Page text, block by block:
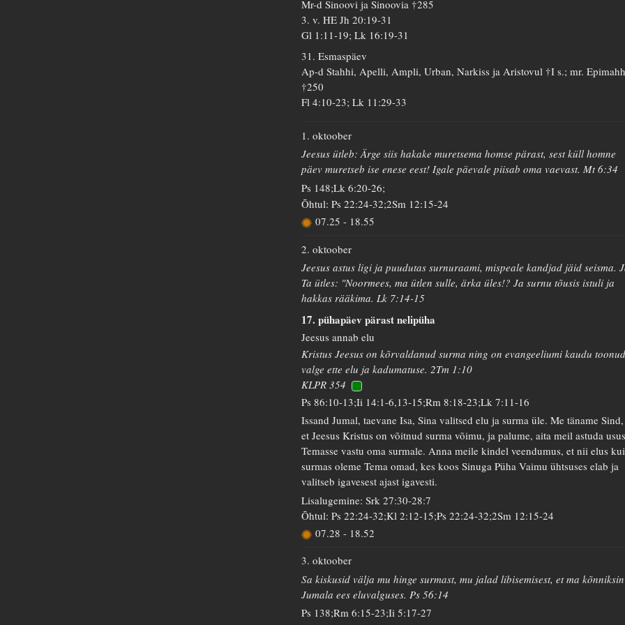
Mr-d Sinoovi ja Sinoovia †285
3. v. HE Jh 20:19-31
Gl 1:11-19; Lk 16:19-31
31. Esmaspäev
Ap-d Stahhi, Apelli, Ampli, Urban, Narkiss ja Aristovul †I s.; mr.
†250
Fl 4:10-23; Lk 11:29-33
1. oktoober
Jeesus ütleb: Ärge siis hakake muretsema homse pärast, sest küll homne
päev muretseb ise enese eest! Igale päevale piisab oma vaevast. Mt 6:34
Ps 148;Lk 6:20-26;
Õhtul: Ps 22:24-32;2Sm 12:15-24
07.25 - 18.55
2. oktoober
Jeesus astus ligi ja puudutas surnuraami, mispeale kandjad jäid seisma.
Ta ütles: "Noormees, ma ütlen sulle, ärka üles!? Ja surnu tõusis istuli ja
hakkas rääkima. Lk 7:14-15
17. pühapäev pärast nelipüha
Jeesus annab elu
Kristus Jeesus on kõrvaldanud surma ning on evangeeliumi kaudu
valge ette elu ja kadumatuse. 2Tm 1:10
KLPR 354
Ps 86:10-13;Ii 14:1-6,13-15;Rm 8:18-23;Lk 7:11-16
Issand Jumal, taevane Isa, Sina valitsed elu ja surma üle. Me täname Sind,
et Jeesus Kristus on võitnud surma võimu, ja palume, aita meil astuda
Temasse vastu oma surmale. Anna meile kindel veendumus, et nii elus kui
surmas oleme Tema omad, kes koos Sinuga Püha Vaimu ühtsuses elab ja
valitseb igavesest ajast igavesti.
Lisalugemine: Srk 27:30-28:7
Õhtul: Ps 22:24-32;Kl 2:12-15;Ps 22:24-32;2Sm 12:15-24
07.28 - 18.52
3. oktoober
Sa kiskusid välja mu hinge surmast, mu jalad libisemisest, et ma kõnniksin
Jumala ees eluvalguses. Ps 56:14
Ps 138;Rm 6:15-23;Ii 5:17-27